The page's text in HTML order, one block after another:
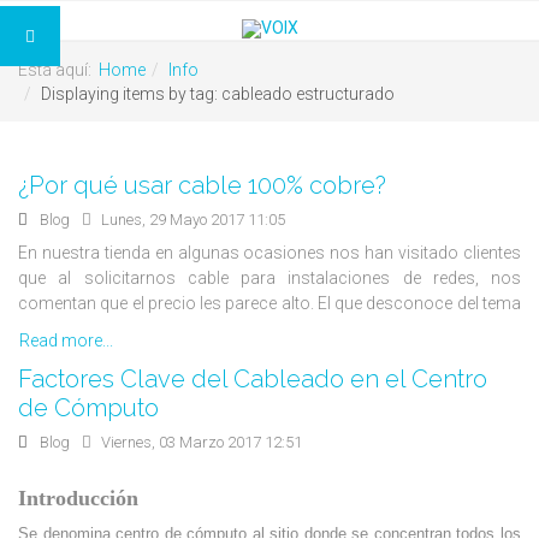
Está aquí: Home
Info
Displaying items by tag: cableado estructurado
¿Por qué usar cable 100% cobre?
Blog Lunes, 29 Mayo 2017 11:05
En nuestra tienda en algunas ocasiones nos han visitado clientes
que al solicitarnos cable para instalaciones de redes, nos
comentan que el precio les parece alto. El que desconoce del tema
regresa luego de comprobar que ese cable “económico” no
cumple con las expectativas y no pasa las pruebas para tener una
de certificaciones de puntos, pero ya a esta altura, ha tenido una
Read more...
Factores Clave del Cableado en el Centro
de Cómputo
Blog Viernes, 03 Marzo 2017 12:51
Introducción
Se denomina centro de cómputo al sitio donde se concentran todos los